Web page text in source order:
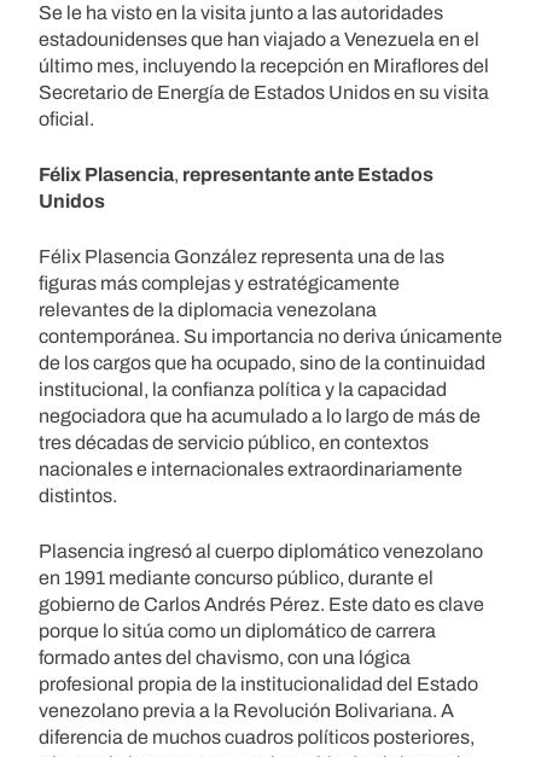
Se le ha visto en la visita junto a las autoridades
estadounidenses que han viajado a Venezuela en el
último mes, incluyendo la recepción en Miraflores del
Secretario de Energía de Estados Unidos en su visita
oficial.
Félix Plasencia, representante ante Estados
Unidos
Félix Plasencia González representa una de las
figuras más complejas y estratégicamente
relevantes de la diplomacia venezolana
contemporánea. Su importancia no deriva únicamente
de los cargos que ha ocupado, sino de la continuidad
institucional, la confianza política y la capacidad
negociadora que ha acumulado a lo largo de más de
tres décadas de servicio público, en contextos
nacionales e internacionales extraordinariamente
distintos.
Plasencia ingresó al cuerpo diplomático venezolano
en 1991 mediante concurso público, durante el
gobierno de Carlos Andrés Pérez. Este dato es clave
porque lo sitúa como un diplomático de carrera
formado antes del chavismo, con una lógica
profesional propia de la institucionalidad del Estado
venezolano previa a la Revolución Bolivariana. A
diferencia de muchos cuadros políticos posteriores,